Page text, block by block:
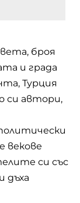
броя
и града
Турция
си автори,
векове
си със
дъха